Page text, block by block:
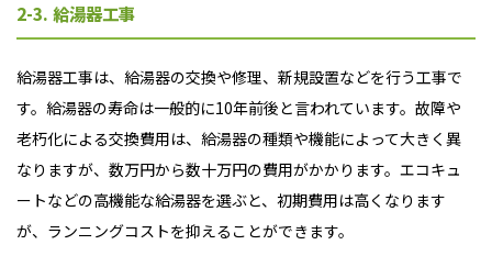
2-3. 給湯器工事
給湯器工事は、給湯器の交換や修理、新規設置などを行う工事で
す。給湯器の寿命は一般的に10年前後と言われています。故障や
老朽化による交換費用は、給湯器の種類や機能によって大きく異
なりますが、数万円から数十万円の費用がかかります。エコキュ
ートなどの高機能な給湯器を選ぶと、初期費用は高くなります
が、ランニングコストを抑えることができます。